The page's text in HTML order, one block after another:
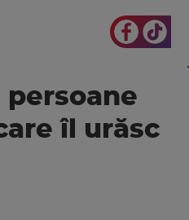
îl urăsc